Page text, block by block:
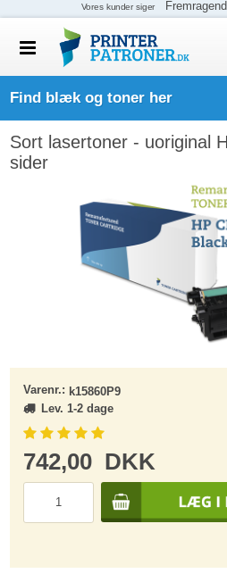
Find blæk og toner her
Sort lasertoner - uoriginal
sider
Varenr.: k15860P9
Lev. 1-2 dage
742,00 DKK